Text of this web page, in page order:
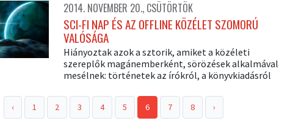
2014. NOVEMBER 20., CSÜTÖRTÖK
SCI-FI NAP ÉS AZ OFFLINE KÖZÉLET SZOMORÚ
VALÓSÁGA
Hiányoztak azok a sztorik, amiket a közéleti
szereplők magánemberként, sörözések alkalmával
mesélnek: történetek az írókról, a könyvkiadásról
‹ 1 2 3 4 5 6 7 8 ›